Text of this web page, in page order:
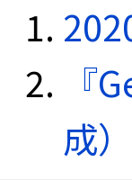
『
成）